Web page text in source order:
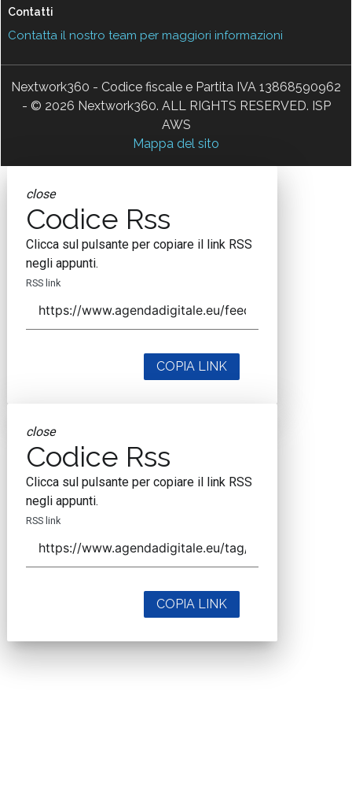
Contatti
Contatta il nostro team per maggiori informazioni
Nextwork360 - Codice fiscale e Partita IVA 13868590962
- © 2026 Nextwork360. ALL RIGHTS RESERVED. ISP
AWS
Mappa del sito
close
Codice Rss
Clicca sul pulsante per copiare il link RSS
negli appunti.
RSS link
COPIA LINK
close
Codice Rss
Clicca sul pulsante per copiare il link RSS
negli appunti.
RSS link
COPIA LINK